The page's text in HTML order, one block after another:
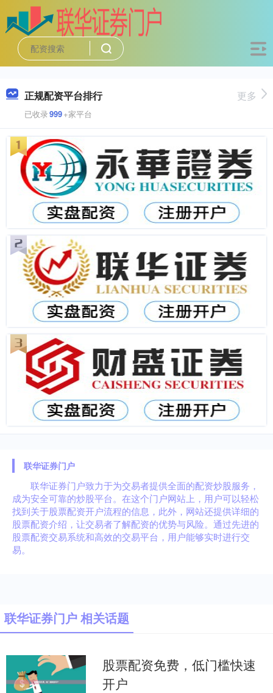
正规配资平台排行
已收录999+家平台
更多
联华证券门户
联华证券门户致力于为交易者提供全面的配资炒股服务，
成为安全可靠的炒股平台。在这个门户网站上，用户可以轻松
找到关于股票配资开户流程的信息，此外，网站还提供详细的
股票配资介绍，让交易者了解配资的优势与风险。通过先进的
股票配资交易系统和高效的交易平台，用户能够实时进行交
易。
联华证券门户 相关话题
股票配资免费，低门槛快速
开户